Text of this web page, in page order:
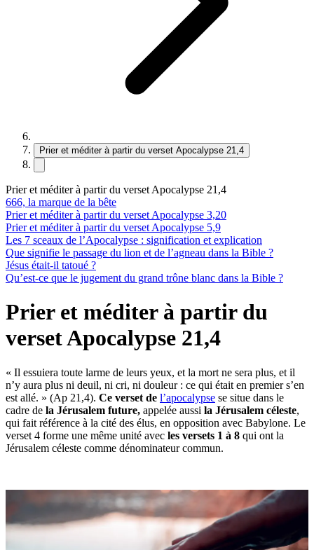
Prier et méditer à partir du verset Apocalypse 21,4
Prier et méditer à partir du verset Apocalypse 21,4
666, la marque de la bête
Prier et méditer à partir du verset Apocalypse 3,20
Prier et méditer à partir du verset Apocalypse 5,9
Les 7 sceaux de l’Apocalypse : signification et explication
Que signifie le passage du lion et de l’agneau dans la Bible ?
Jésus était-il tatoué ?
Qu’est-ce que le jugement du grand trône blanc dans la Bible ?
Prier et méditer à partir du
verset Apocalypse 21,4
« Il essuiera toute larme de leurs yeux, et la mort ne sera plus, et il
n’y aura plus ni deuil, ni cri, ni douleur : ce qui était en premier s’en
est allé. » (Ap 21,4). Ce verset de l’apocalypse se situe dans le
cadre de la Jérusalem future, appelée aussi la Jérusalem céleste,
qui fait référence à la cité des élus, en opposition avec Babylone. Le
verset 4 forme une même unité avec les versets 1 à 8 qui ont la
Jérusalem céleste comme dénominateur commun.